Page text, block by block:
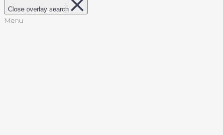
Close overlay search
Menu